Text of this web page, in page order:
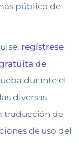
público de
regístrese
de
durante el
diversas
traducción de
de uso del